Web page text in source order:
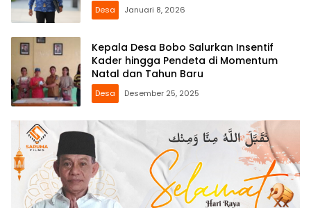
Desa Januari 8, 2026
Kepala Desa Bobo Salurkan Insentif
Kader hingga Pendeta di Momentum
Natal dan Tahun Baru
Desa Desember 25, 2025